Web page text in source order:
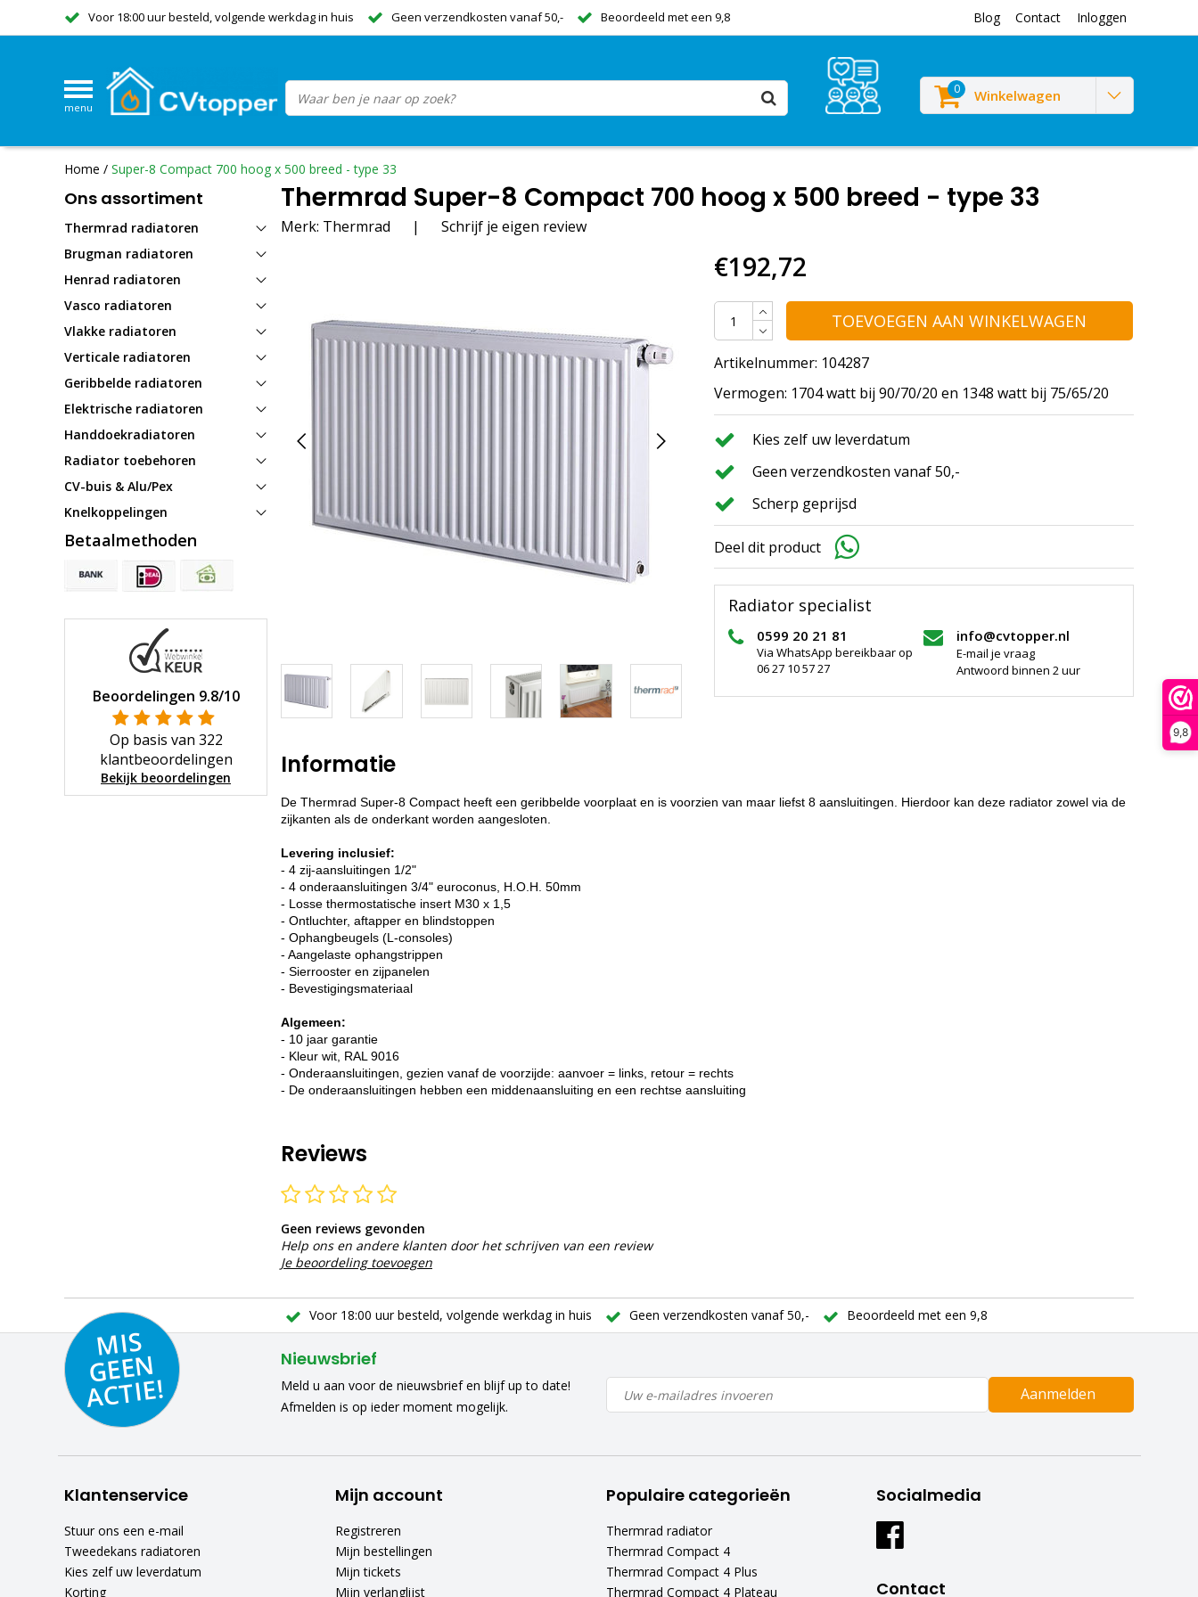
9,8
Voor 18:00 uur besteld, volgende werkdag in huis Geen verzendkosten vanaf 50,- Beoordeeld met een 9,8 Blog Contact Inloggen
menu
0 Winkelwagen
Home / Super-8 Compact 700 hoog x 500 breed - type 33
Ons assortiment
Thermrad radiatoren
Brugman radiatoren
Henrad radiatoren
Vasco radiatoren
Vlakke radiatoren
Verticale radiatoren
Geribbelde radiatoren
Elektrische radiatoren
Handdoekradiatoren
Radiator toebehoren
CV-buis & Alu/Pex
Knelkoppelingen
Betaalmethoden
Beoordelingen 9.8/10
Op basis van 322
klantbeoordelingen
Bekijk beoordelingen
Thermrad Super-8 Compact 700 hoog x 500 breed - type 33
Merk: Thermrad | Schrijf je eigen review
€192,72
TOEVOEGEN AAN WINKELWAGEN
Artikelnummer: 104287
Vermogen: 1704 watt bij 90/70/20 en 1348 watt bij 75/65/20
Kies zelf uw leverdatum
Geen verzendkosten vanaf 50,-
Scherp geprijsd
Deel dit product
Radiator specialist
0599 20 21 81
Via WhatsApp bereikbaar op
06 27 10 57 27
info@cvtopper.nl
E-mail je vraag
Antwoord binnen 2 uur
Informatie
De Thermrad Super-8 Compact heeft een geribbelde voorplaat en is voorzien van maar liefst 8 aansluitingen. Hierdoor kan deze radiator zowel via de
zijkanten als de onderkant worden aangesloten.
Levering inclusief:
- 4 zij-aansluitingen 1/2"
- 4 onderaansluitingen 3/4" euroconus, H.O.H. 50mm
- Losse thermostatische insert M30 x 1,5
- Ontluchter, aftapper en blindstoppen
- Ophangbeugels (L-consoles)
- Aangelaste ophangstrippen
- Sierrooster en zijpanelen
- Bevestigingsmateriaal
Algemeen:
- 10 jaar garantie
- Kleur wit, RAL 9016
- Onderaansluitingen, gezien vanaf de voorzijde: aanvoer = links, retour = rechts
- De onderaansluitingen hebben een middenaansluiting en een rechtse aansluiting
Reviews
Geen reviews gevonden
Help ons en andere klanten door het schrijven van een review
Je beoordeling toevoegen
Voor 18:00 uur besteld, volgende werkdag in huis Geen verzendkosten vanaf 50,- Beoordeeld met een 9,8
MIS
GEE
N
A
C
TIE!
Nieuwsbrief
Meld u aan voor de nieuwsbrief en blijf up to date!
Afmelden is op ieder moment mogelijk.
Aanmelden
Klantenservice
Stuur ons een e-mail
Tweedekans radiatoren
Kies zelf uw leverdatum
Korting
Mijn account
Registreren
Mijn bestellingen
Mijn tickets
Mijn verlanglijst
Populaire categorieën
Thermrad radiator
Thermrad Compact 4
Thermrad Compact 4 Plus
Thermrad Compact 4 Plateau
Socialmedia
Contact